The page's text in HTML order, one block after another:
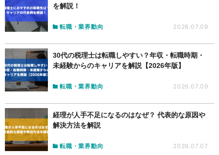
を解説！
転職・業界動向 2026.07.09
30代の税理士は転職しやすい？年収・転職時期・
未経験からのキャリアを解説【2026年版】
転職・業界動向 2026.07.09
経理が人手不足になるのはなぜ？ 代表的な原因や
解決方法を解説
転職・業界動向 2026.07.07